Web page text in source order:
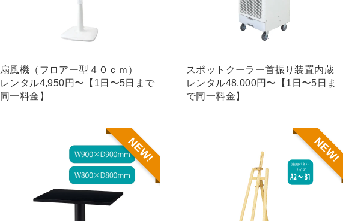
扇風機（フロアー型４０ｃｍ）
レンタル4,950円〜【1日〜5日まで
同一料金】
スポットクーラー首振り装置内蔵
レンタル48,000円〜【1日〜5日ま
で同一料金】
NEW! NEW!